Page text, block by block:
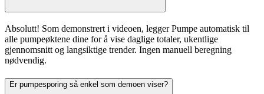
Absolutt! Som demonstrert i videoen, legger Pumpe automatisk til
alle pumpeøktene dine for å vise daglige totaler, ukentlige
gjennomsnitt og langsiktige trender. Ingen manuell beregning
nødvendig.
Er pumpesporing så enkel som demoen viser?